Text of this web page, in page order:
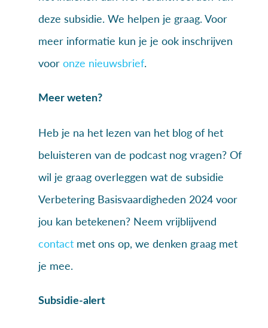
deze subsidie. We helpen je graag. Voor
meer informatie kun je je ook inschrijven
voor onze nieuwsbrief.
Meer weten?
Heb je na het lezen van het blog of het
beluisteren van de podcast nog vragen? Of
wil je graag overleggen wat de subsidie
Verbetering Basisvaardigheden 2024 voor
jou kan betekenen? Neem vrijblijvend
contactmet ons op, we denken graag met
je mee.
Subsidie-alert